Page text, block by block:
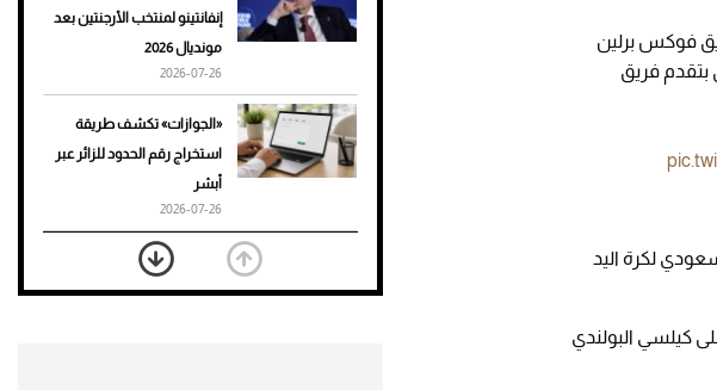
فوكس برلين
بتقدم فريق
لكرة اليد
كيلسي البولندي
إنفانتينو لمنتخب الأرجنتين بعد
مونديال 2026
2026-07-26
«الجوازات» تكشف طريقة
استخراج رقم الحدود للزائر عبر
أبشر
2026-07-26
بعد 7 أشهر من تعرضه لحادث
مروع.. جوشوا يفوز على برينغا